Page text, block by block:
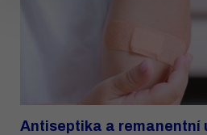
Antiseptika a remanentní